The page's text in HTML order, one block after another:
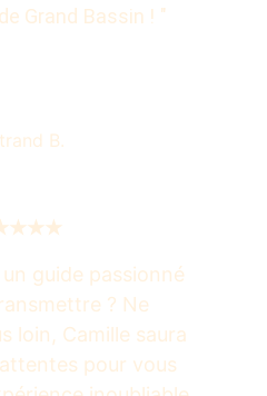
Grand Bassin ! "
B.
guide passionné
? Ne
loin, Camille saura
pour vous